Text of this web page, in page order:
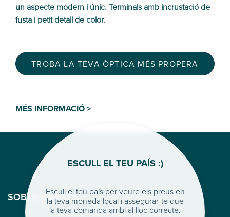
un aspecte modern i únic. Terminals amb incrustació de
fusta i petit detall de color.
TROBA LA TEVA ÒPTICA MÉS PROPERA
MÉS INFORMACIÓ >
SOBRE WOODYS
ESCULL EL TEU PAÍS :)
Escull el teu país per veure els preus en
la teva moneda local i assegurar-te que
la teva comanda arribi al lloc correcte.